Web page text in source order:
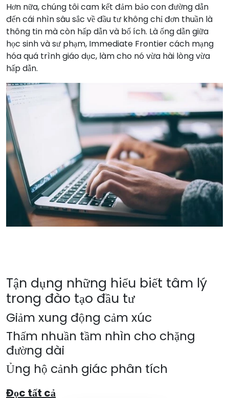
Hơn nữa, chúng tôi cam kết đảm bảo con đường dẫn
đến cái nhìn sâu sắc về đầu tư không chỉ đơn thuần là
thông tin mà còn hấp dẫn và bổ ích. Là ống dẫn giữa
học sinh và sư phạm, Immediate Frontier cách mạng
hóa quá trình giáo dục, làm cho nó vừa hài lòng vừa
hấp dẫn.
Tận dụng những hiểu biết tâm lý
trong đào tạo đầu tư
Giảm xung động cảm xúc
Thấm nhuần tầm nhìn cho chặng
đường dài
Ủng hộ cảnh giác phân tích
Đọc tất cả